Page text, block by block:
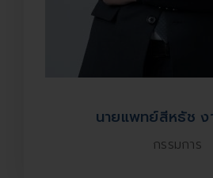
นายแพทย์สีหธัช ง
กรรมการ